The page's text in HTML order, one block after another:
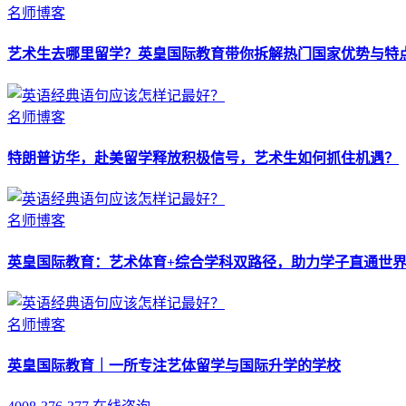
名师博客
艺术生去哪里留学？英皇国际教育带你拆解热门国家优势与特
名师博客
特朗普访华，赴美留学释放积极信号，艺术生如何抓住机遇？
名师博客
英皇国际教育：艺术体育+综合学科双路径，助力学子直通世
名师博客
英皇国际教育｜一所专注艺体留学与国际升学的学校